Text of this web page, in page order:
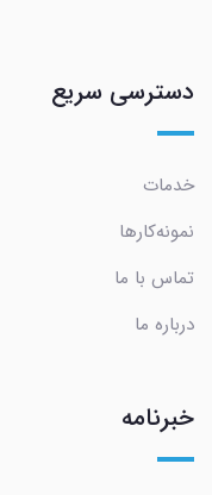
دسترسی سریع
خدمات
نمونه‌کارها
تماس با ما
درباره ما
خبرنامه